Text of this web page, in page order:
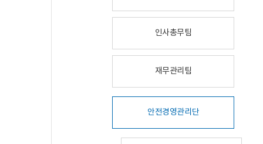
인사총무팀
재무관리팀
안전경영관리단